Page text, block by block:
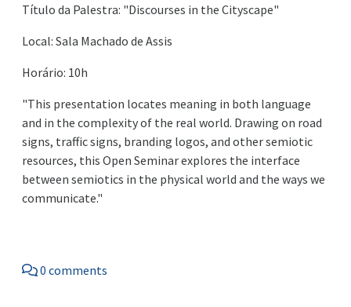
Título da Palestra: "Discourses in the Cityscape"
Local: Sala Machado de Assis
Horário: 10h
"This presentation locates meaning in both language
and in the complexity of the real world. Drawing on road
signs, traffic signs, branding logos, and other semiotic
resources, this Open Seminar explores the interface
between semiotics in the physical world and the ways we
communicate."
0 comments